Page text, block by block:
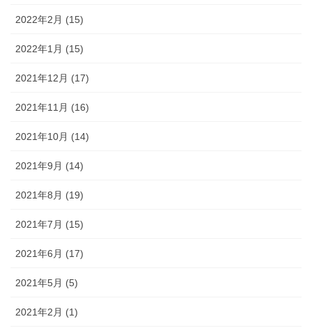
2022年2月 (15)
2022年1月 (15)
2021年12月 (17)
2021年11月 (16)
2021年10月 (14)
2021年9月 (14)
2021年8月 (19)
2021年7月 (15)
2021年6月 (17)
2021年5月 (5)
2021年2月 (1)